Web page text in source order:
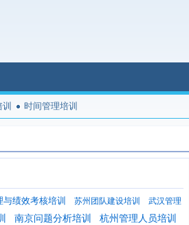
时间管理培训
绩效考核培训 苏州团队建设培训
武汉管理
南京问题分析培训
杭州管理人员培训